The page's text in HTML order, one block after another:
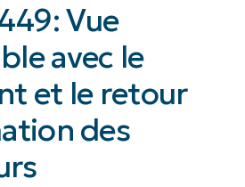
Vue
avec le
et le retour
des